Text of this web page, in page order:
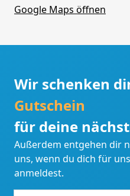
Google Maps öffnen
Wir schenken
Gutschein
für deine
Außerdem entgehen dir
uns, wenn du dich für
anmeldest.